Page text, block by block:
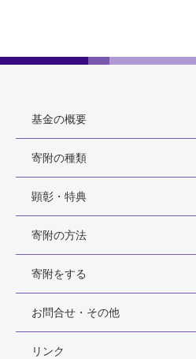
基金の概要
寄附の種類
顕彰・特典
寄附の方法
寄附をする
お問合せ・その他
リンク